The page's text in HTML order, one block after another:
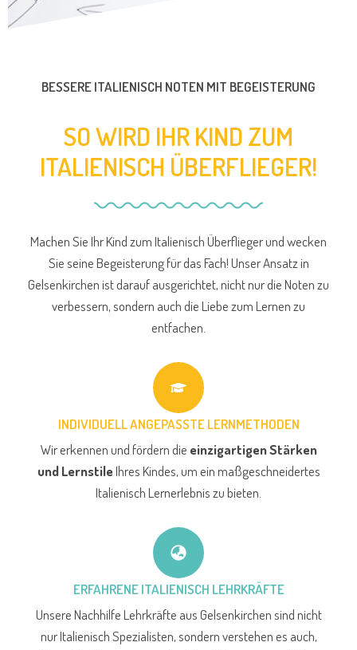
BESSERE ITALIENISCH NOTEN MIT BEGEISTERUNG
SO WIRD IHR KIND ZUM
ITALIENISCH ÜBERFLIEGER!
Machen Sie Ihr Kind zum Italienisch Überflieger und wecken
Sie seine Begeisterung für das Fach! Unser Ansatz in
Gelsenkirchen ist darauf ausgerichtet, nicht nur die Noten zu
verbessern, sondern auch die Liebe zum Lernen zu
entfachen.
INDIVIDUELL ANGEPASSTE LERNMETHODEN
Wir erkennen und fördern die einzigartigen Stärken
und LernstileIhres Kindes, um ein maßgeschneidertes
Italienisch Lernerlebnis zu bieten.
ERFAHRENE ITALIENISCH LEHRKRÄFTE
Unsere Nachhilfe Lehrkräfte aus Gelsenkirchen sind nicht
nur Italienisch Spezialisten, sondern verstehen es auch,